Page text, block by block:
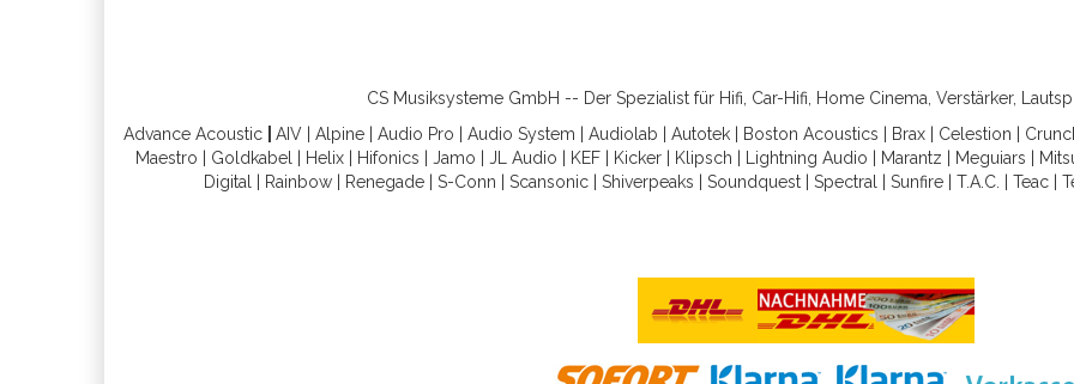
CS Musiksysteme GmbH -- Der Spezialist für Hifi, Car-Hifi, Home Cinema, Verstärker,
Advance Acoustic
AIV Alpine Audio Pro Audio System Audiolab Autotek Boston Acoustics Brax Celestion
Maestro
Goldkabel Helix| Hifonics Jamo JL Audio KEF| Kicker| Klipsch Lightning Audio Marantz Meguiars
Digital
Rainbow Renegade S-Conn Scansonic Shiverpeaks Soundquest Spectral Sunfire T.A.C. Teac